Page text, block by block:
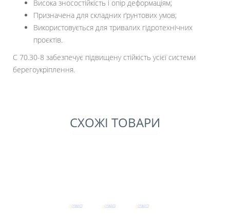
Висока зносостійкість і опір деформаціям;
Призначена для складних ґрунтових умов;
Використовується для тривалих гідротехнічних
проєктів.
С 70.30-8 забезпечує підвищену стійкість усієї системи
берегоукріплення.
СХОЖІ ТОВАРИ